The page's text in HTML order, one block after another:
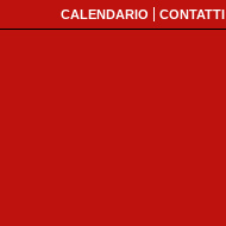
CALENDARIO CONTATTI